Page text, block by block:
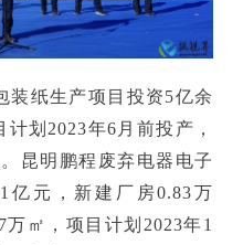
纸生产项目投资5亿余
划2023年6月前投产，
昆明鹏程废弃电器电子
亿元，新建厂房0.83万
㎡，项目计划2023年1